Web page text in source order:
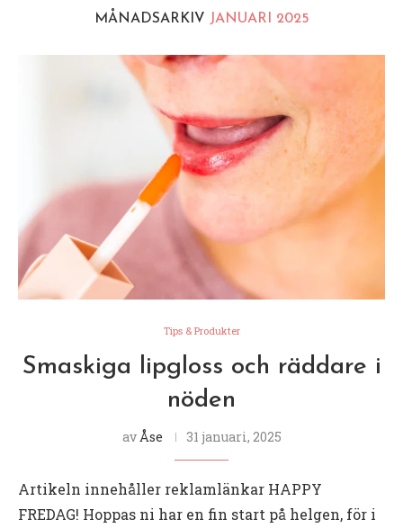
MÅNADSARKIV JANUARI 2025
Tips & Produkter
Smaskiga lipgloss och räddare i
nöden
av Åse 31 januari, 2025
Artikeln innehåller reklamlänkar HAPPY
FREDAG! Hoppas ni har en fin start på helgen, för i